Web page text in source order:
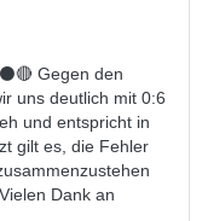
Gegen den
uns deutlich mit 0:6
und entspricht in
gilt es, die Fehler
Dank an